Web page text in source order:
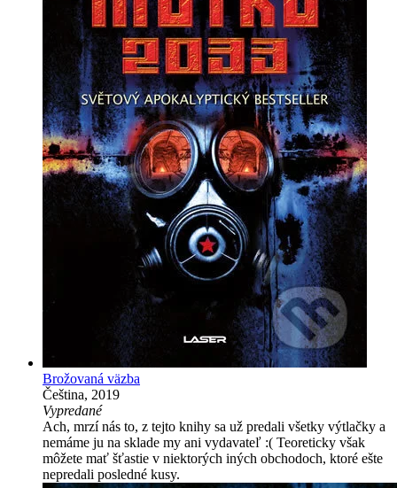
Brožovaná väzba
Čeština, 2019
Vypredané
Ach, mrzí nás to, z tejto knihy sa už predali všetky výtlačky a
nemáme ju na sklade my ani vydavateľ :( Teoreticky však
môžete mať šťastie v niektorých iných obchodoch, ktoré ešte
nepredali posledné kusy.